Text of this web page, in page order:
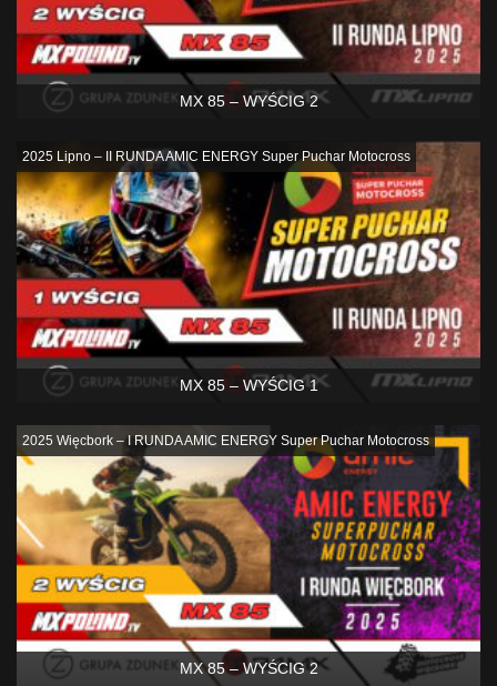
MX 85 – WYŚCIG 2
MX 85 – WYŚCIG 1
2025 Lipno – II RUNDA AMIC ENERGY Super Puchar Motocross
MX 85 – WYŚCIG 2
2025 Więcbork – I RUNDA AMIC ENERGY Super Puchar Motocross